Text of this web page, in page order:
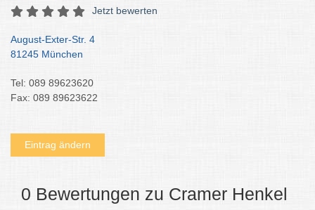
Jetzt bewerten
August-Exter-Str. 4
81245 München
Tel: 089 89623620
Fax: 089 89623622
Eintrag ändern
0 Bewertungen zu Cramer Henkel